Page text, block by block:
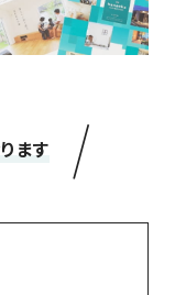
ます／